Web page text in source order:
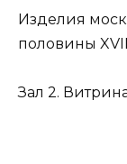
Изделия
половины
Зал 2.